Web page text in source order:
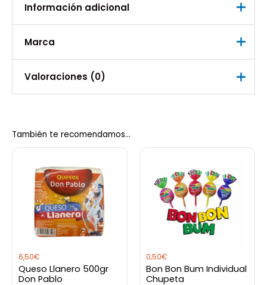
Información adicional
Peso
Marca
Marca
Intertropico
Valoraciones (0)
Sé el primero en valorar “Maíz
Amarillo Trillado Intertropico 1kilo”
Debesaccederpara publicar una valoración.
También te recomendamos…
6,50€
Queso Llanero 500gr
Don Pablo
0,50€
Bon Bon Bum Individual
Chupeta